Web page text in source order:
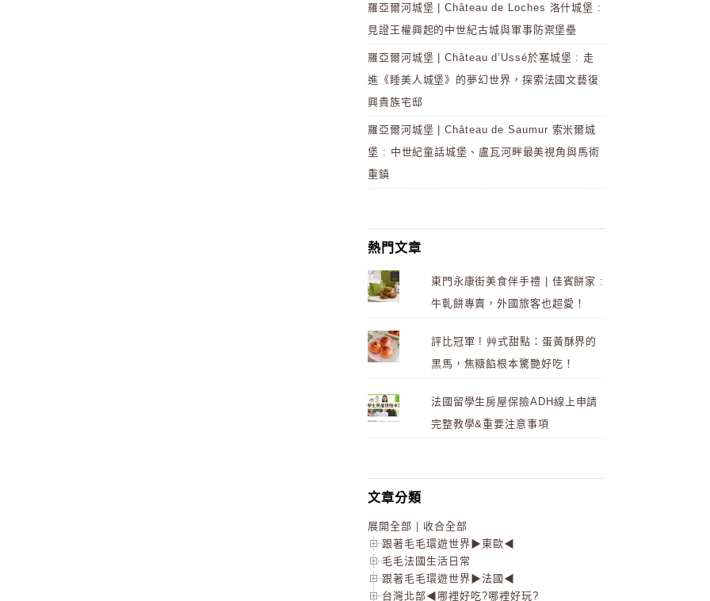
羅亞爾河城堡 | Château de Loches 洛什城堡 :
見證王權興起的中世紀古城與軍事防禦堡壘
羅亞爾河城堡 | Château d’Ussé於塞城堡 : 走
進《睡美人城堡》的夢幻世界，探索法國文藝復
興貴族宅邸
羅亞爾河城堡 | Château de Saumur 索米爾城
堡 : 中世紀童話城堡、盧瓦河畔最美視角與馬術
重鎮
熱門文章
東門永康街美食伴手禮 | 佳賓餅家 :
牛軋餅專賣，外國旅客也超愛！
評比冠軍 ! 艸式甜點：蛋黃酥界的
黑馬，焦糖餡根本驚艷好吃！
法國留學生房屋保險ADH線上申請
完整教學&重要注意事項
文章分類
展開全部
收合全部
跟著毛毛環遊世界▶東歐◀
毛毛法國生活日常
跟著毛毛環遊世界▶法國◀
台灣北部◀哪裡好吃?哪裡好玩?